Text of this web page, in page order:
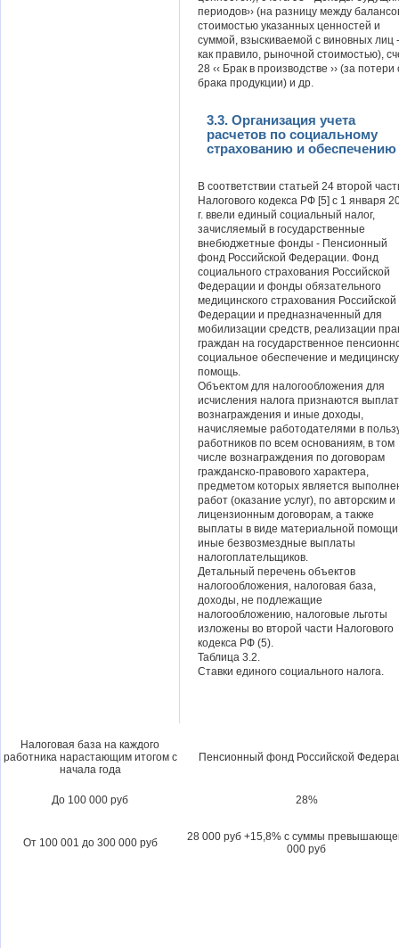
периодов›› (на разницу между
стоимостью указанных ценностей и
суммой, взыскиваемой с виновных лиц -
как правило, рыночной стоимостью),
28 ‹‹ Брак в производстве ›› (за потери
брака продукции) и др.
3.3. Организация учета
расчетов по социальному
страхованию и обеспечению
В соответствии статьей 24 второй
Налогового кодекса РФ [5] с 1 января
г. ввели единый социальный налог,
зачисляемый в государственные
внебюджетные фонды - Пенсионный
фонд Российской Федерации. Фонд
социального страхования Российской
Федерации и фонды обязательного
медицинского страхования Российской
Федерации и предназначенный для
мобилизации средств, реализации
граждан на государственное
социальное обеспечение и
помощь.
Объектом для налогообложения для
исчисления налога признаются
вознаграждения и иные доходы,
начисляемые работодателями в
работников по всем основаниям, в том
числе вознаграждения по договорам
гражданско-правового характера,
предметом которых является
работ (оказание услуг), по авторским и
лицензионным договорам, а также
выплаты в виде материальной
иные безвозмездные выплаты
налогоплательщиков.
Детальный перечень объектов
налогообложения, налоговая база,
доходы, не подлежащие
налогообложению, налоговые льготы
изложены во второй части Налогового
кодекса РФ (5).
Таблица 3.2.
Ставки единого социального налога.
Налоговая база на каждого
работника нарастающим итогом с
начала года
Пенсионный фонд Российской
До 100 000 руб 28%
От 100 001 до 300 000 руб
28 000 руб +15,8% с суммы
000 руб